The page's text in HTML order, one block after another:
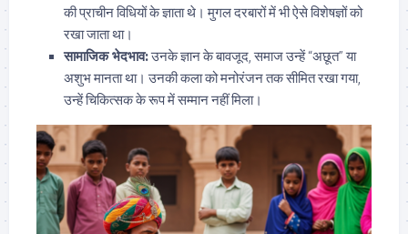
की प्राचीन विधियों के ज्ञाता थे। मुगल दरबारों में भी ऐसे विशेषज्ञों को
रखा जाता था।
सामाजिक भेदभाव:उनके ज्ञान के बावजूद, समाज उन्हें “अछूत” या
अशुभ मानता था। उनकी कला को मनोरंजन तक सीमित रखा गया,
उन्हें चिकित्सक के रूप में सम्मान नहीं मिला।